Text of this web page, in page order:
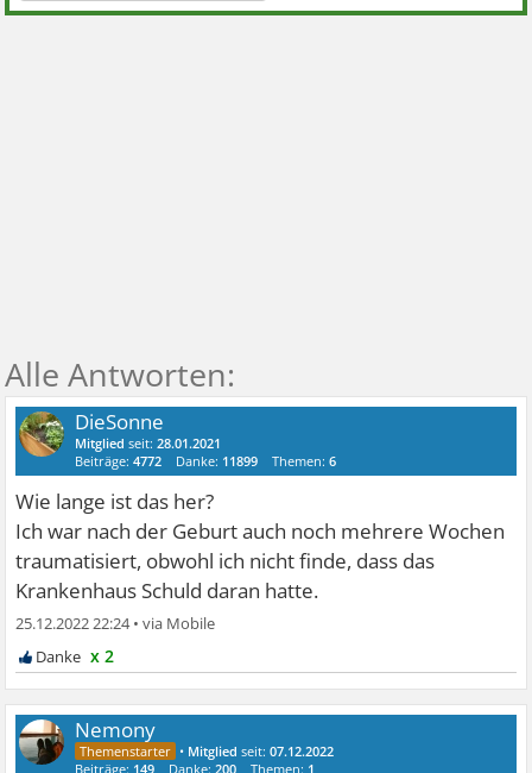
DieSonne
Mitglied seit:28.01.2021
Beiträge:4772 Danke: 11899 Themen:6
Wie lange ist das her?
Ich war nach der Geburt auch noch mehrere Wochen
traumatisiert, obwohl ich nicht finde, dass das
Krankenhaus Schuld daran hatte.
25.12.2022 22:24•
x 2
Nemony
• Mitglied seit:07.12.2022
Beiträge: 149 Danke:200 Themen: 1